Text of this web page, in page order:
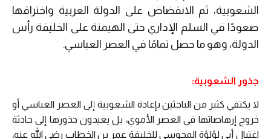
الشعوبية، ثم الانقضاض على الدولة العربية واختراقها
صعودًا في السلم الإداري حتى الهيمنة على الخليفة رأس
الدولة، وهو ما حصل تمامًا في العصر العباسي.
جذور الشعوبية:
لا يكتفي كثير من الباحثين بإعادة الشعوبية إلى العصر العباسي أو
خروج إرهاصاتها في العصر الأموي، بل يعيدون جذورها إلى حادثة
اغتيال أبي لؤلؤة المجوسي للخليفة عمر بن الخطاب رضي الله عنه،